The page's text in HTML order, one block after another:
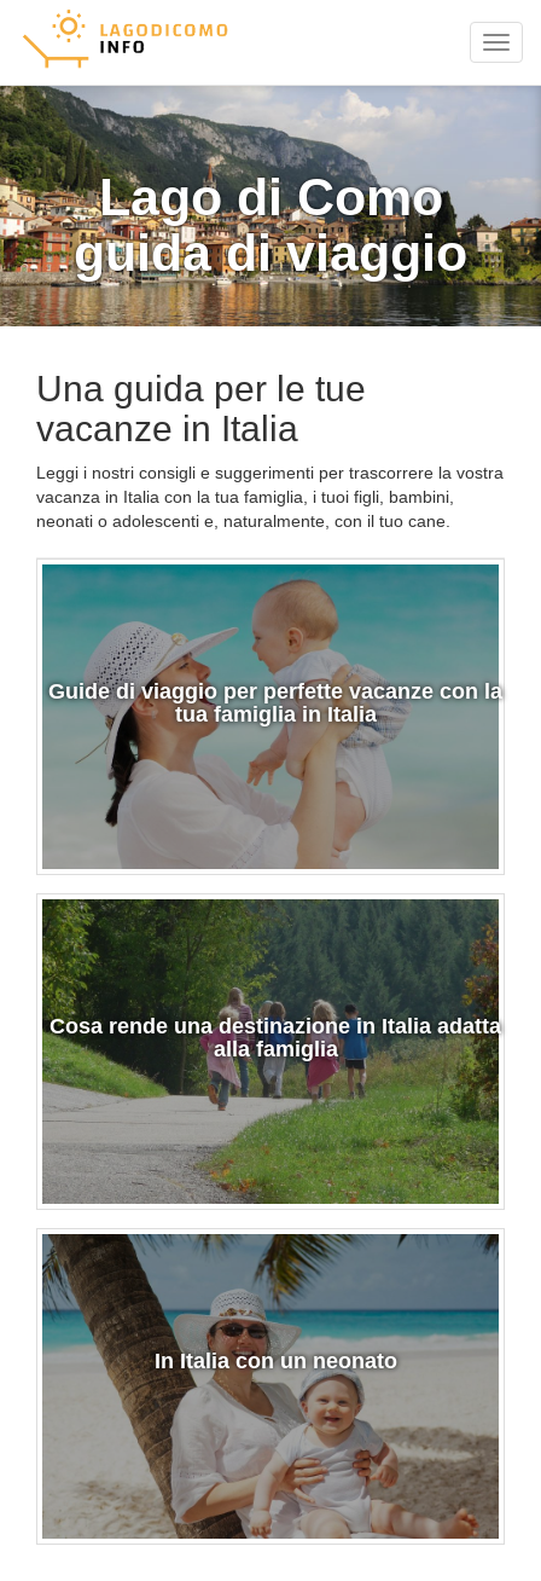
Menu
Lago di Como
guida di viaggio
Una guida per le tue
vacanze in Italia
Leggi i nostri consigli e suggerimenti per trascorrere la vostra
vacanza in Italia con la tua famiglia, i tuoi figli, bambini,
neonati o adolescenti e, naturalmente, con il tuo cane.
Guide di viaggio per perfette vacanze con la
tua famiglia in Italia
Cosa rende una destinazione in Italia adatta
alla famiglia
In Italia con un neonato